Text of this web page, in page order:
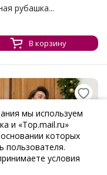
рубашка...
В корзину
мы используем
и «Top.mail.ru»
которых
пользователя.
условия